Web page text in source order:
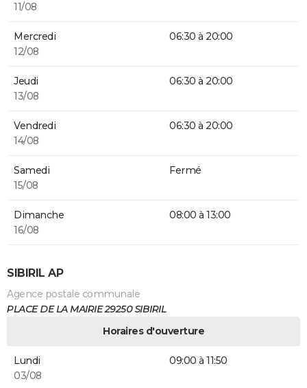
11/08
Mercredi
12/08
06:30 à 20:00
Jeudi
13/08
06:30 à 20:00
Vendredi
14/08
06:30 à 20:00
Samedi
15/08
Fermé
Dimanche
16/08
08:00 à 13:00
SIBIRIL AP
Agence postale communale
PLACE DE LA MAIRIE 29250 SIBIRIL
Horaires d'ouverture
Lundi
03/08
09:00 à 11:50